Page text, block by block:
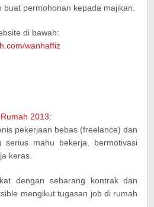
permohonan kepada majikan.
di bawah:
wanhaffiz
2013:
pekerjaan bebas (freelance) dan
serius mahu bekerja, bermotivasi
keras.
dengan sebarang kontrak dan
mengikut tugasan job di rumah